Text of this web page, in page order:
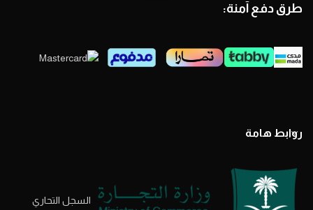
طرق دفع آمنة:
روابط هامة
السجل التحاري